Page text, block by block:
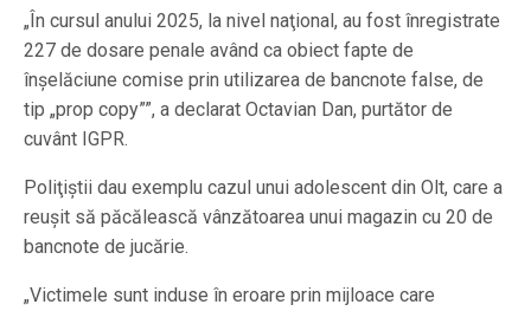
„În cursul anului 2025, la nivel naţional, au fost înregistrate
227 de dosare penale având ca obiect fapte de
înșelăciune comise prin utilizarea de bancnote false, de
tip „prop copy””, a declarat Octavian Dan, purtător de
cuvânt IGPR.
Poliţiştii dau exemplu cazul unui adolescent din Olt, care a
reuşit să păcălească vânzătoarea unui magazin cu 20 de
bancnote de jucărie.
„Victimele sunt induse în eroare prin mijloace care